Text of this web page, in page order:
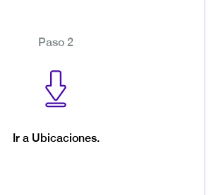
Paso 2
Ir a Ubicaciones.